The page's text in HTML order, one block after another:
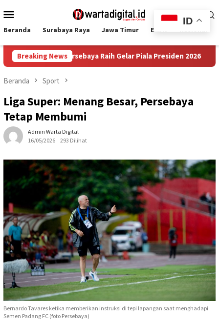
ke
Mobile
Beranda Surabaya Raya Jawa Timur Ekbis Nasional
Breaking News
Persebaya Raih Gelar Piala Presiden 2026 DJP dan
Beranda Sport
Liga Super: Menang Besar, Persebaya
Tetap Membumi
Admin Warta Digital
16/05/2026
293 Dilihat
Bernardo Tavares ketika memberikan instruksi di tepi lapangan saat menghadapi
Semen Padang FC (foto Persebaya)
ID